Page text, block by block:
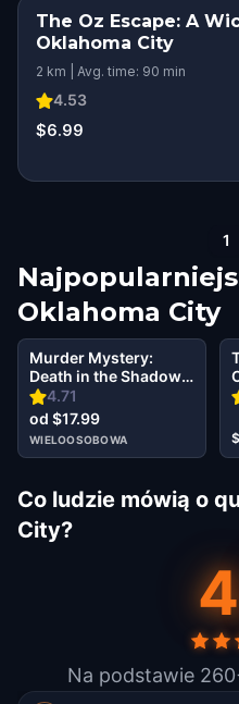
The Oz Escape: A
Oklahoma City
2 km | Avg. time: 90 min
4.53
$6.99
1
Oklahoma City
4.71
Murder Mystery:
Death in the Shadows
in Oklahoma City
od $17.99
WIELOOSOBOWA
Co ludzie mówią o
City?
Na podstawie